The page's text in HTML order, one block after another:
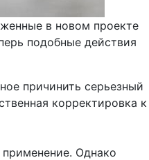
в новом проекте
подобные действия
причинить серьезный
корректировка к
Однако